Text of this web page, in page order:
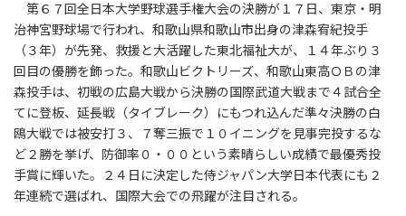
第６７回全日本大学野球選手権大会の決勝が１７日、東京・明
治神宮野球場で行われ、和歌山県和歌山市出身の津森宥紀投手
（３年）が先発、救援と大活躍した東北福祉大が、１４年ぶり３
回目の優勝を飾った。和歌山ビクトリーズ、和歌山東高ＯＢの津
森投手は、初戦の広島大戦から決勝の国際武道大戦まで４試合全
てに登板、延長戦（タイブレーク）にもつれ込んだ準々決勝の白
鴎大戦では被安打３、７奪三振で１０イニングを見事完投するな
ど２勝を挙げ、防御率０・００という素晴らしい成績で最優秀投
手賞に輝いた。２４日に決定した侍ジャパン大学日本代表にも２
年連続で選ばれ、国際大会での飛躍が注目される。